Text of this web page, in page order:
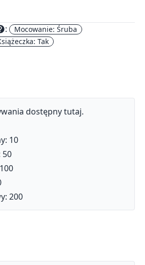
:
Mocowanie: Śruba
Tak
dostępnytutaj.
10
50
200